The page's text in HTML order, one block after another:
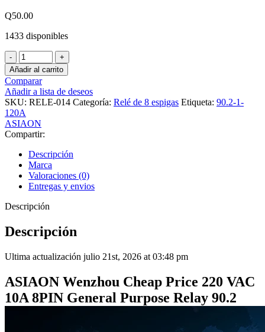
Q50.00
1433 disponibles
Relé
8
Pines
120VAC
cantidad
Añadir al carrito
Comparar
Añadir a lista de deseos
SKU: RELE-014 Categoría: Relé de 8 espigas Etiqueta: 90.2-1-
120A
ASIAON
Compartir:
Descripción
Marca
Valoraciones (0)
Entregas y envios
Descripción
Descripción
Ultima actualización julio 21st, 2026 at 03:48 pm
ASIAON Wenzhou Cheap Price 220 VAC
10A 8PIN General Purpose Relay 90.2